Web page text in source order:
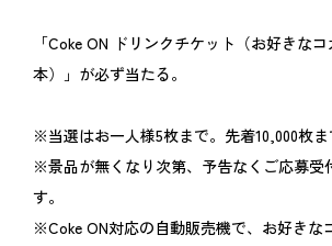
「Coke ON ドリンクチケット（お好きな
本）」が必ず当たる。
※当選はお一人様5枚まで。先着10,000枚ま
※景品が無くなり次第、予告なくご応募受
す。
※Coke ON対応の自動販売機で、お好きな